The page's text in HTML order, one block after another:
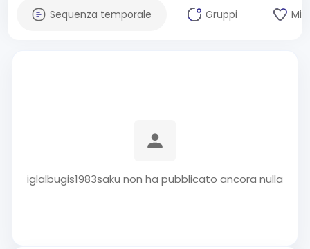
Sequenza temporale Gruppi Mi
iglalbugis1983saku non ha pubblicato ancora nulla